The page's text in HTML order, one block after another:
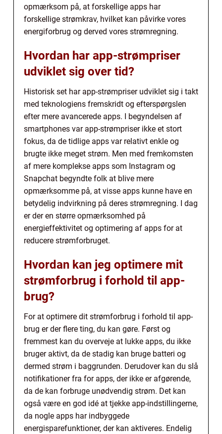
opmærksom på, at forskellige apps har
forskellige strømkrav, hvilket kan påvirke vores
energiforbrug og derved vores strømregning.
Hvordan har app-strømpriser
udviklet sig over tid?
Historisk set har app-strømpriser udviklet sig i takt
med teknologiens fremskridt og efterspørgslen
efter mere avancerede apps. I begyndelsen af
smartphones var app-strømpriser ikke et stort
fokus, da de tidlige apps var relativt enkle og
brugte ikke meget strøm. Men med fremkomsten
af mere komplekse apps som Instagram og
Snapchat begyndte folk at blive mere
opmærksomme på, at visse apps kunne have en
betydelig indvirkning på deres strømregning. I dag
er der en større opmærksomhed på
energieffektivitet og optimering af apps for at
reducere strømforbruget.
Hvordan kan jeg optimere mit
strømforbrug i forhold til app-
brug?
For at optimere dit strømforbrug i forhold til app-
brug er der flere ting, du kan gøre. Først og
fremmest kan du overveje at lukke apps, du ikke
bruger aktivt, da de stadig kan bruge batteri og
dermed strøm i baggrunden. Derudover kan du slå
notifikationer fra for apps, der ikke er afgørende,
da de kan forbruge unødvendig strøm. Det kan
også være en god idé at tjekke app-indstillingerne,
da nogle apps har indbyggede
energisparefunktioner, der kan aktiveres. Endelig